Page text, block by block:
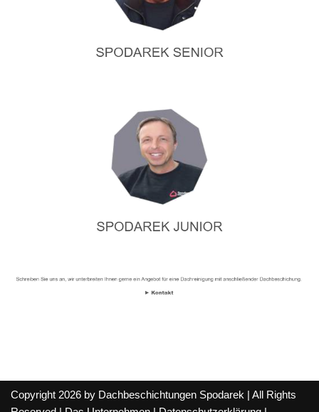
Copyright 2026 by Dachbeschichtungen Spodarek | All Rights